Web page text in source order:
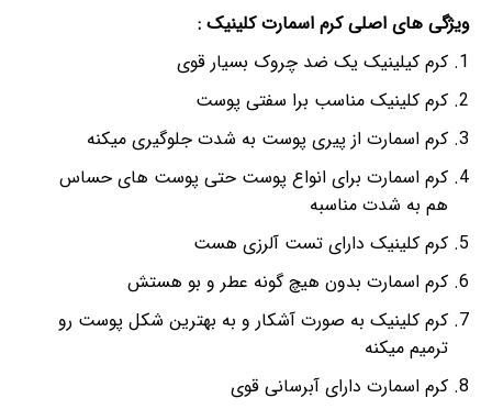
ویژگی های اصلی کرم اسمارت کلینیک :
کرم کیلینیک یک ضد چروک بسیار قوی
کرم کلینیک مناسب برا سفتی پوست
کرم اسمارت از پیری پوست به شدت جلوگیری میکنه
کرم اسمارت برای انواع پوست حتی پوست های حساس
هم به شدت مناسبه
کرم کلینیک دارای تست آلرزی هست
کرم اسمارت بدون هیچ گونه عطر و بو هستش
کرم کلینیک به صورت آشکار و به بهترین شکل پوست رو
ترمیم میکنه
کرم اسمارت دارای آبرسانی قوی